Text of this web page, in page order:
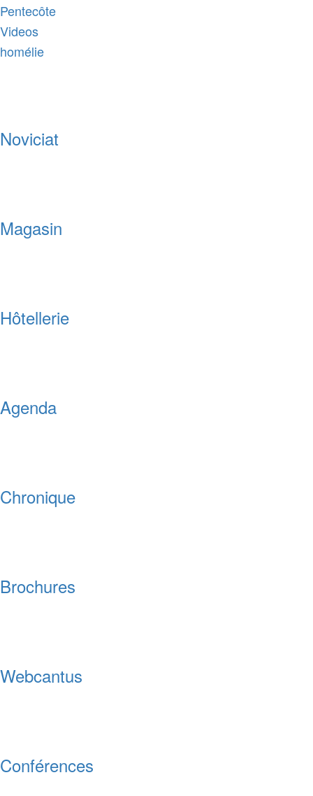
Pentecôte
Videos
homélie
Noviciat
Magasin
Hôtellerie
Agenda
Chronique
Brochures
Webcantus
Conférences